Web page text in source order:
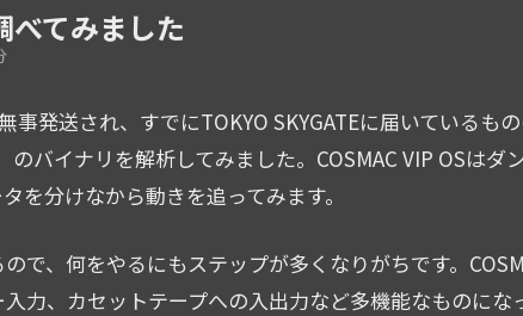
べてみました
事発送され、すでにTOKYO SKYGATEに届いているも
バイナリを解析してみました。COSMAC VIP OSは
を分けなから動きを追ってみます。
で、何をやるにもステップが多くなりがちです。
力、カセットテープへの入出力など多機能なものに